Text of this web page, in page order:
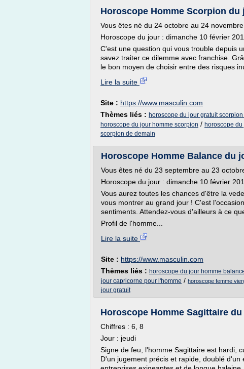
Horoscope Homme Scorpion du
Vous êtes né du 24 octobre au 24
Horoscope du jour : dimanche 10 février
C'est une question qui vous trouble depuis
savez traiter ce dilemme avec franchise.
le bon moyen de choisir entre des risques
Lire la suite
Site : https://www.masculin.com
Thèmes liés : horoscope du jour gratuit
horoscope du jour homme scorpion / horoscope
scorpion de demain
Horoscope Homme Balance du
Vous êtes né du 23 septembre au 23
Horoscope du jour : dimanche 10 février
Vous aurez toutes les chances d'être la
vous montrer au grand jour ! C'est
sentiments. Attendez-vous d'ailleurs à ce
Profil de l'homme...
Lire la suite
Site : https://www.masculin.com
Thèmes liés : horoscope du jour homme
jour capricorne pour l'homme / horoscope femme
jour gratuit
Horoscope Homme Sagittaire
Chiffres : 6, 8
Jour : jeudi
Signe de feu, l'homme Sagittaire est hardi,
D'un jugement précis et rapide, doublé